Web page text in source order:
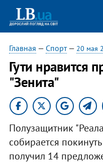
Главная — Спорт— 20 мая
Гути нравится
"Зенита"
Полузащитник
собирается
получил 14